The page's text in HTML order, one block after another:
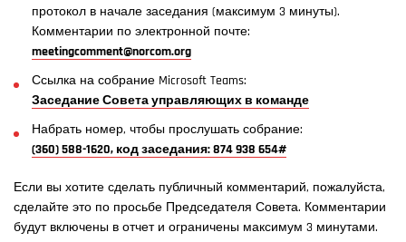
протокол в начале заседания (максимум 3 минуты).
Комментарии по электронной почте:
meetingcomment@norcom.org
Ссылка на собрание Microsoft Teams:
Заседание Совета управляющих в команде
Набрать номер, чтобы прослушать собрание:
(360) 588-1620, код заседания: 874 938 654#
Если вы хотите сделать публичный комментарий, пожалуйста,
сделайте это по просьбе Председателя Совета. Комментарии
будут включены в отчет и ограничены максимум 3 минутами.